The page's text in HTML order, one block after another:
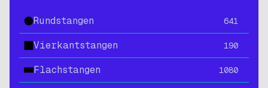
Rundstangen 641
Vierkantstangen 190
Flachstangen 1080